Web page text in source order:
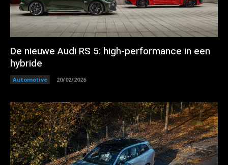
De nieuwe Audi RS 5: high-performance in een
hybride
Automotive 20/02/2026